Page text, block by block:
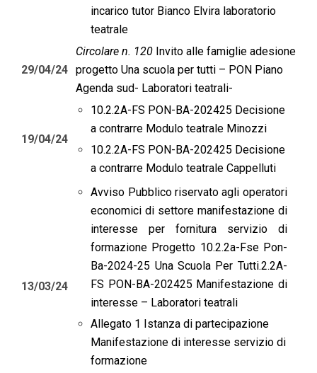
incarico tutor Bianco Elvira laboratorio
teatrale
29/04/24
Circolare n. 120 Invito alle famiglie adesione
progetto Una scuola per tutti – PON Piano
Agenda sud- Laboratori teatrali-
19/04/24
10.2.2A-FS PON-BA-202425 Decisione
a contrarre Modulo teatrale Minozzi
10.2.2A-FS PON-BA-202425 Decisione
a contrarre Modulo teatrale Cappelluti
13/03/24
Avviso Pubblico riservato agli operatori
economici di settore manifestazione di
interesse per fornitura servizio di
formazione Progetto 10.2.2a-Fse Pon-
Ba-2024-25 Una Scuola Per Tutti.2.2A-
FS PON-BA-202425 Manifestazione di
interesse – Laboratori teatrali
Allegato 1 Istanza di partecipazione
Manifestazione di interesse servizio di
formazione